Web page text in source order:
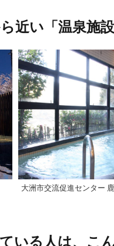
近い「温泉施設
大洲市交流促進センター
いる人は、こ